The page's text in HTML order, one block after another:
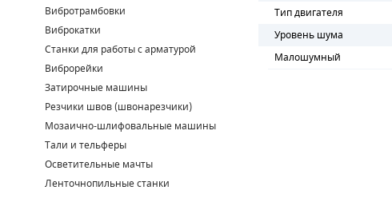
Вибротрамбовки
Виброкатки
Станки для работы с арматурой
Виброрейки
Затирочные машины
Резчики швов (швонарезчики)
Мозаично-шлифовальные машины
Тали и тельферы
Осветительные мачты
Ленточнопильные станки
Тип двигателя
Уровень шума
Малошумный
МОТОРНОЕ МАСЛО
РАДИАТОРЫ
ПОДШИПНИКИ
ПОРШНЕВЫЕ БЛОКИ
ДЕТАЛИ ПОРШНЕВЫХ КОМПРЕССОРОВ
ДЕТАЛИ СПИРАЛЬНЫХ КОМПРЕССОРОВ